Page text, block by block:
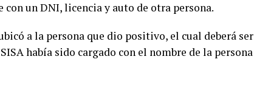
un DNI, licencia y auto de otra persona.
a la persona que dio positivo, el cual deberá ser
había sido cargado con el nombre de la persona